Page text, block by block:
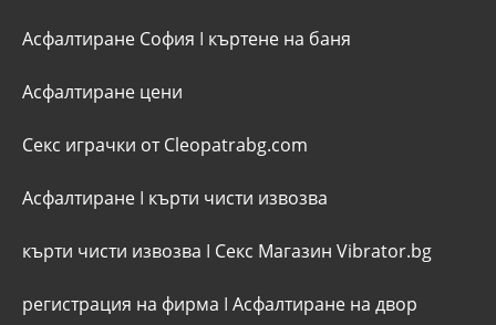
Асфалтиране София I къртене на баня
Асфалтиране цени
Секс играчки от Cleopatrabg.com
Асфалтиране I кърти чисти извозва
кърти чисти извозва I Секс Магазин Vibrator.bg
регистрация на фирма I Асфалтиране на двор